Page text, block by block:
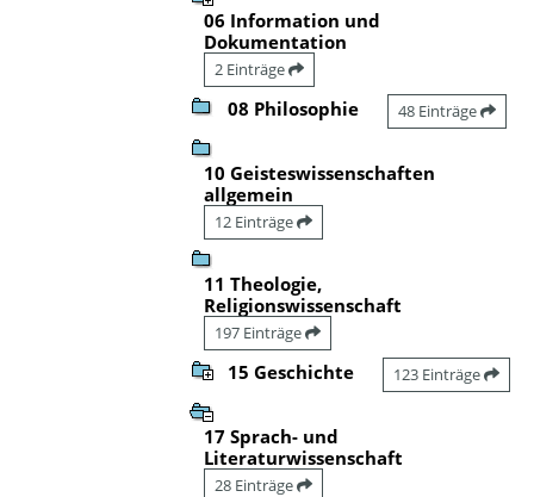
06 Information und
Dokumentation
2 Einträge
08 Philosophie 48 Einträge
10 Geisteswissenschaften
allgemein
12 Einträge
11 Theologie,
Religionswissenschaft
197 Einträge
15 Geschichte 123 Einträge
17 Sprach- und
Literaturwissenschaft
28 Einträge